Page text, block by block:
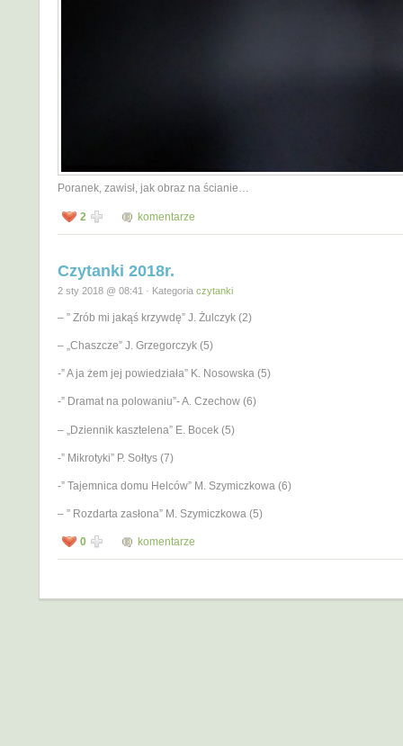
Poranek, zawisł, jak obraz na ścianie…
2 komentarze
Czytanki 2018r.
2 sty 2018 @ 08:41 · Kategoria czytanki
– ” Zrób mi jakąś krzywdę” J. Żulczyk (2)
– „Chaszcze” J. Grzegorczyk (5)
-” A ja żem jej powiedziała” K. Nosowska (5)
-” Dramat na polowaniu”- A. Czechow (6)
– „Dziennik kasztelena” E. Bocek (5)
-” Mikrotyki” P. Sołtys (7)
-” Tajemnica domu Helców” M. Szymiczkowa (6)
– ” Rozdarta zasłona” M. Szymiczkowa (5)
0 komentarze